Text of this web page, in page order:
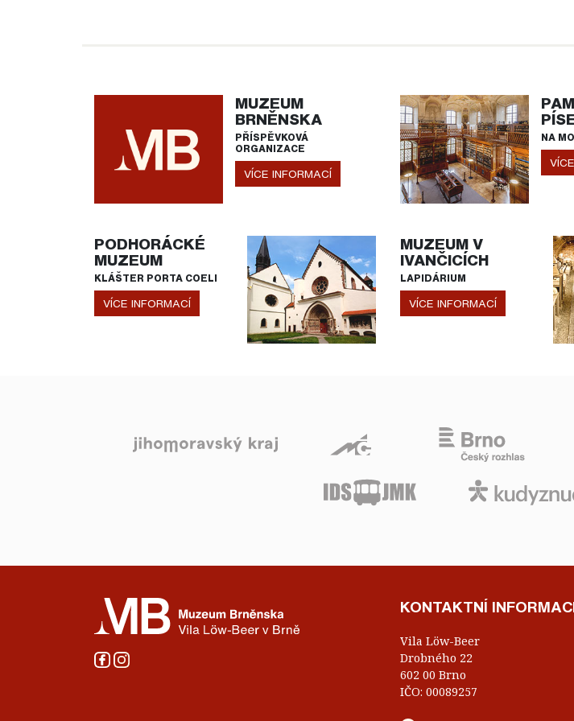
MUZEUM
BRNĚNSKA
PŘÍSPĚVKOVÁ
ORGANIZACE
VÍCE INFORMACÍ
NA
PODHORÁCKÉ
MUZEUM
KLÁŠTER PORTA COELI
VÍCE INFORMACÍ
MUZEUM V
IVANČICÍCH
LAPIDÁRIUM
VÍCE INFORMACÍ
KONTAKTNÍ
Vila Löw-Beer
Drobného 22
602 00 Brno
IČO: 00089257